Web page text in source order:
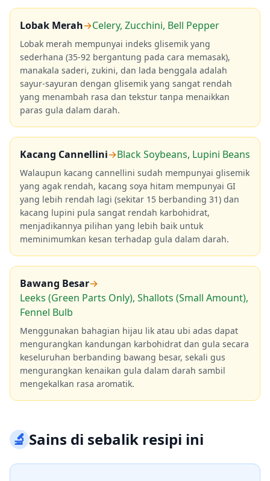
Lobak Merah→Celery, Zucchini, Bell Pepper
Lobak merah mempunyai indeks glisemik yang
sederhana (35-92 bergantung pada cara memasak),
manakala saderi, zukini, dan lada benggala adalah
sayur-sayuran dengan glisemik yang sangat rendah
yang menambah rasa dan tekstur tanpa menaikkan
paras gula dalam darah.
Kacang Cannellini→Black Soybeans, Lupini Beans
Walaupun kacang cannellini sudah mempunyai glisemik
yang agak rendah, kacang soya hitam mempunyai GI
yang lebih rendah lagi (sekitar 15 berbanding 31) dan
kacang lupini pula sangat rendah karbohidrat,
menjadikannya pilihan yang lebih baik untuk
meminimumkan kesan terhadap gula dalam darah.
Bawang Besar→
Leeks (Green Parts Only), Shallots (Small Amount),
Fennel Bulb
Menggunakan bahagian hijau lik atau ubi adas dapat
mengurangkan kandungan karbohidrat dan gula secara
keseluruhan berbanding bawang besar, sekali gus
mengurangkan kenaikan gula dalam darah sambil
mengekalkan rasa aromatik.
🔬Sains di sebalik resipi ini